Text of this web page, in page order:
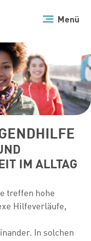
Menü
IM ALLTAG
treffen hohe
Hilfeverläufe,
In solchen